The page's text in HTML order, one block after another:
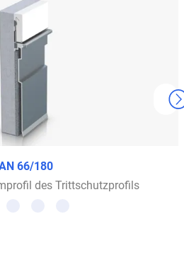
66/180
des Trittschutzprofils